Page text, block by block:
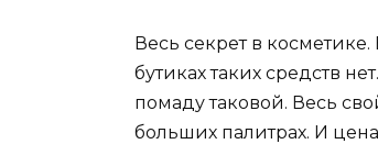
Весь секрет в
бутиках таких средств
помаду таковой. Весь
больших палитрах. И